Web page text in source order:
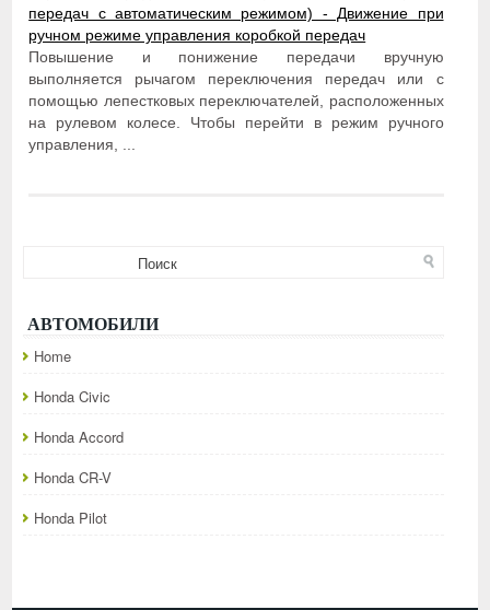
передач с автоматическим режимом) - Движение при
ручном режиме управления коробкой передач
Повышение и понижение передачи вручную
выполняется рычагом переключения передач или с
помощью лепестковых переключателей, расположенных
на рулевом колесе. Чтобы перейти в режим ручного
управления, ...
АВТОМОБИЛИ
Home
Honda Civic
Honda Accord
Honda CR-V
Honda Pilot